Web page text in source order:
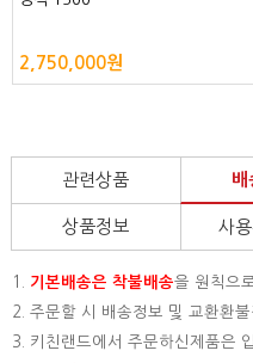
2,750,000원
관련상품 배
상품정보 사용
1. 기본배송은 착불배송을 원칙으
2. 주문할 시 배송정보 및 교환환
3. 키친랜드에서 주문하신제품은